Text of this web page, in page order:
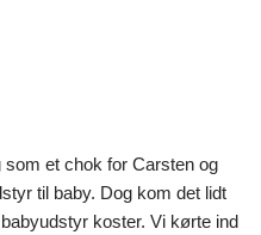
et chok for Carsten og
til baby. Dog kom det lidt
koster. Vi kørte ind